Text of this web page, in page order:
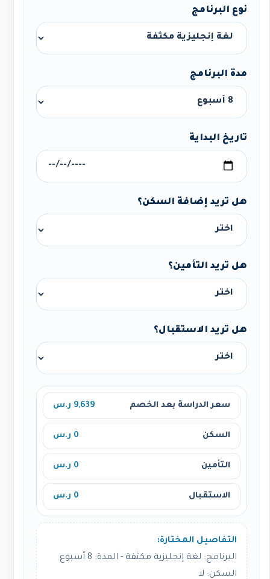
نوع البرنامج
مدة البرنامج
تاريخ البداية
هل تريد إضافة السكن؟
هل تريد التأمين؟
هل تريد الاستقبال؟
سعر الدراسة بعد الخصم 9,639 ر.س
السكن 0 ر.س
التأمين 0 ر.س
الاستقبال 0 ر.س
التفاصيل المختارة:
البرنامج: لغة إنجليزية مكثفة - المدة: 8 أسبوع
السكن: لا